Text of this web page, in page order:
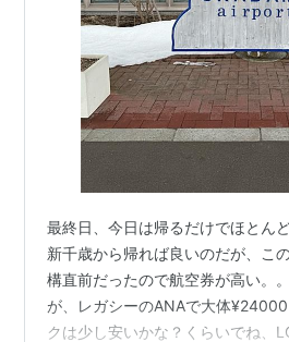
最終日、今日は帰るだけでほとん
新千歳から帰れば良いのだが、こ
構直前だったので航空券が高い。
が、レガシーのANAで大体
クは少し安いかな？くらいでね、